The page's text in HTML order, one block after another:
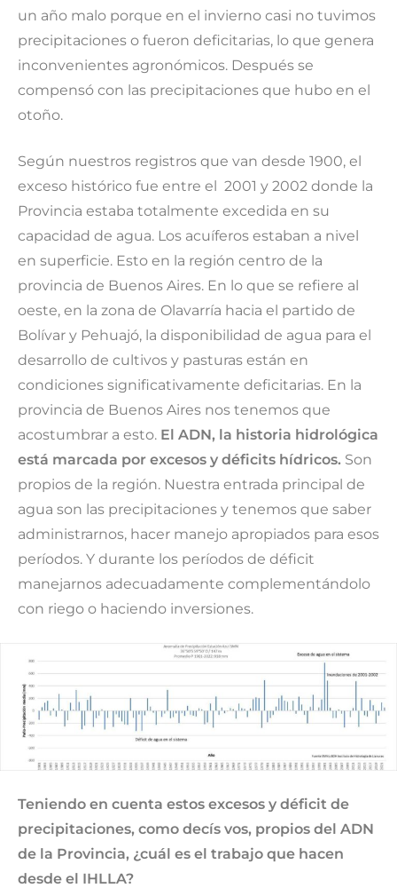
un año malo porque en el invierno casi no tuvimos
precipitaciones o fueron deficitarias, lo que genera
inconvenientes agronómicos. Después se
compensó con las precipitaciones que hubo en el
otoño.
Según nuestros registros que van desde 1900, el
exceso histórico fue entre el 2001 y 2002 donde la
Provincia estaba totalmente excedida en su
capacidad de agua. Los acuíferos estaban a nivel
en superficie. Esto en la región centro de la
provincia de Buenos Aires. En lo que se refiere al
oeste, en la zona de Olavarría hacia el partido de
Bolívar y Pehuajó, la disponibilidad de agua para el
desarrollo de cultivos y pasturas están en
condiciones significativamente deficitarias. En la
provincia de Buenos Aires nos tenemos que
acostumbrar a esto. El ADN, la historia hidrológica
está marcada por excesos y déficits hídricos. Son
propios de la región. Nuestra entrada principal de
agua son las precipitaciones y tenemos que saber
administrarnos, hacer manejo apropiados para esos
períodos. Y durante los períodos de déficit
manejarnos adecuadamente complementándolo
con riego o haciendo inversiones.
Teniendo en cuenta estos excesos y déficit de
precipitaciones, como decís vos, propios del ADN
de la Provincia, ¿cuál es el trabajo que hacen
desde el IHLLA?